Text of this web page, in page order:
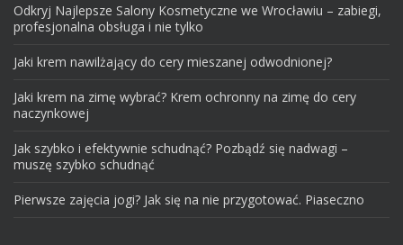
Odkryj Najlepsze Salony Kosmetyczne we Wrocławiu – zabiegi,
profesjonalna obsługa i nie tylko
Jaki krem nawilżający do cery mieszanej odwodnionej?
Jaki krem na zimę wybrać? Krem ochronny na zimę do cery
naczynkowej
Jak szybko i efektywnie schudnąć? Pozbądź się nadwagi –
muszę szybko schudnąć
Pierwsze zajęcia jogi? Jak się na nie przygotować. Piaseczno